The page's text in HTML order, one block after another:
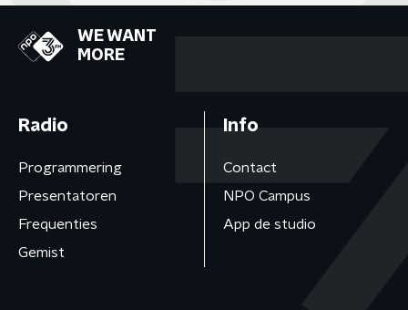
WE WANT
MORE
Radio
Programmering
Presentatoren
Frequenties
Gemist
Info
Contact
NPO Campus
App de studio